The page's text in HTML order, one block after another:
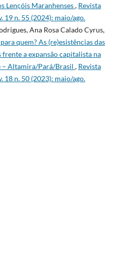
Lençóis Maranhenses, Revista
19 n. 55 (2024): maio/ago.
Ana Rosa Calado Cyrus,
quem? As (re)esistências das
a expansão capitalista na
– Altamira/Pará/Brasil , Revista
18 n. 50 (2023): maio/ago.